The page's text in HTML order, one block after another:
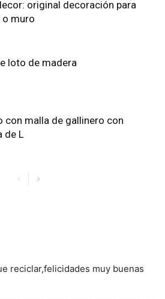
original decoración para
o muro
loto de madera
con malla de gallinero con
de L
reciclar,felicidades muy buenas